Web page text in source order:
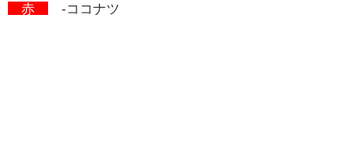
赤 -ココナツ